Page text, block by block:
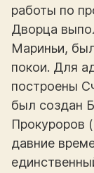
работы по
Дворца
Мариньи,
покои. Для
построены
был создан
Прокуроров
давние